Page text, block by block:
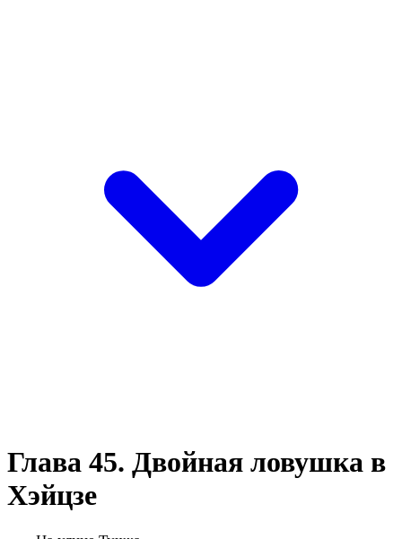
Глава 45. Двойная ловушка в
Хэйцзе